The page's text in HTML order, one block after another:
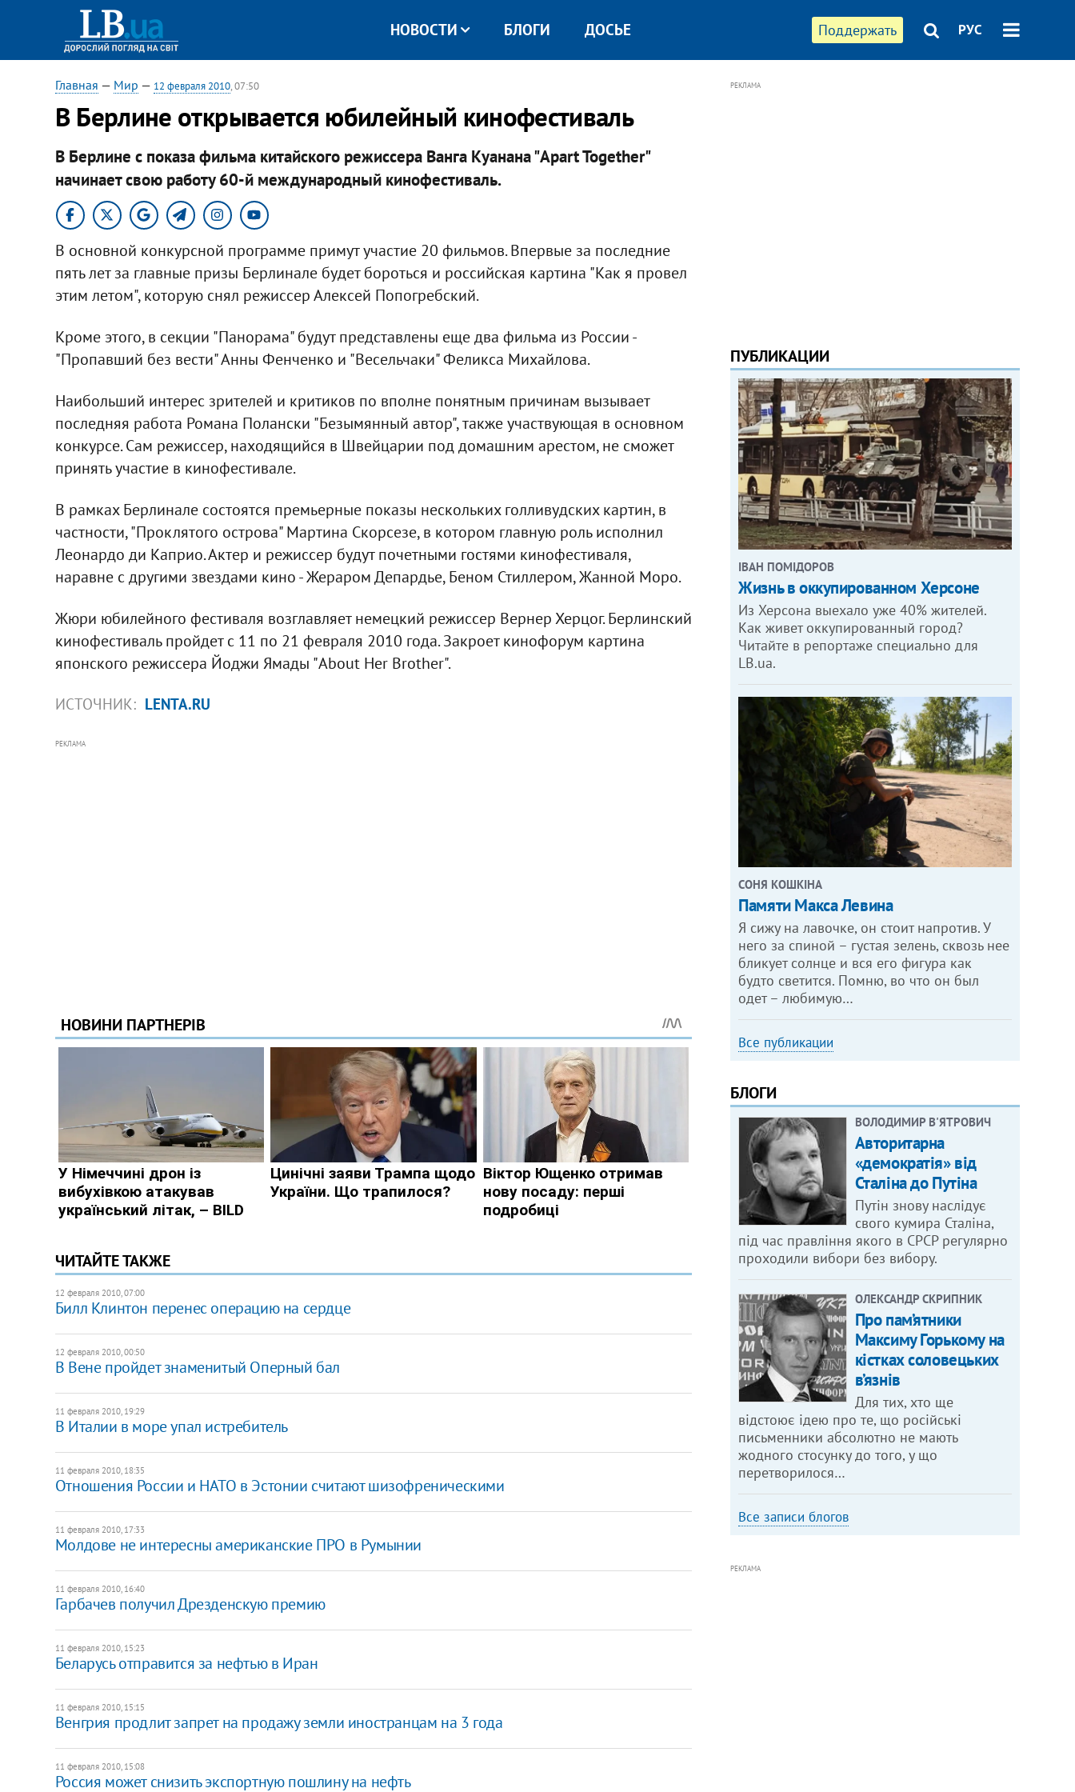
Поддержать РУС
НОВОСТИ БЛОГИ ДОСЬЕ
Главная — Мир — 12 февраля 2010, 07:50
В Берлине открывается юбилейный кинофестиваль
В Берлине с показа фильма китайского режиссера Ванга Куанана "Apart Together"
начинает свою работу 60-й международный кинофестиваль.
В основной конкурсной программе примут участие 20 фильмов. Впервые за последние
пять лет за главные призы Берлинале будет бороться и российская картина "Как я провел
этим летом", которую снял режиссер Алексей Попогребский.
Кроме этого, в секции "Панорама" будут представлены еще два фильма из России -
"Пропавший без вести" Анны Фенченко и "Весельчаки" Феликса Михайлова.
Наибольший интерес зрителей и критиков по вполне понятным причинам вызывает
последняя работа Романа Полански "Безымянный автор", также участвующая в основном
конкурсе. Сам режиссер, находящийся в Швейцарии под домашним арестом, не сможет
принять участие в кинофестивале.
В рамках Берлинале состоятся премьерные показы нескольких голливудских картин, в
частности, "Проклятого острова" Мартина Скорсезе, в котором главную роль исполнил
Леонардо ди Каприо. Актер и режиссер будут почетными гостями кинофестиваля,
наравне с другими звездами кино - Жераром Депардье, Беном Стиллером, Жанной Моро.
Жюри юбилейного фестиваля возглавляет немецкий режиссер Вернер Херцог. Берлинский
кинофестиваль пройдет с 11 по 21 февраля 2010 года. Закроет кинофорум картина
японского режиссера Йоджи Ямады "About Her Brother".
ИСТОЧНИК: LENTA.RU
РЕКЛАМА
ЧИТАЙТЕ ТАКЖЕ
12 февраля 2010, 07:00
Билл Клинтон перенес операцию на сердце
12 февраля 2010, 00:50
В Вене пройдет знаменитый Оперный бал
11 февраля 2010, 19:29
В Италии в море упал истребитель
11 февраля 2010, 18:35
Отношения России и НАТО в Эстонии считают шизофреническими
11 февраля 2010, 17:33
Молдове не интересны американские ПРО в Румынии
11 февраля 2010, 16:40
Гарбачев получил Дрезденскую премию
11 февраля 2010, 15:23
Беларусь отправится за нефтью в Иран
11 февраля 2010, 15:15
Венгрия продлит запрет на продажу земли иностранцам на 3 года
11 февраля 2010, 15:08
Россия может снизить экспортную пошлину на нефть
РЕКЛАМА
ПУБЛИКАЦИИ
ІВАН ПОМІДОРОВ
Жизнь в оккупированном Херсоне
Из Херсона выехало уже 40% жителей.
Как живет оккупированный город?
Читайте в репортаже специально для
LB.ua.
СОНЯ КОШКІНА
Памяти Макса Левина
Я сижу на лавочке, он стоит напротив. У
него за спиной – густая зелень, сквозь нее
бликует солнце и вся его фигура как
будто светится. Помню, во что он был
одет – любимую…
Все публикации
БЛОГИ
ВОЛОДИМИР В'ЯТРОВИЧ
Авторитарна
«демократія» від
Сталіна до Путіна
Путін знову наслідує
свого кумира Сталіна,
під час правління якого в СРСР регулярно
проходили вибори без вибору.
ОЛЕКСАНДР СКРИПНИК
Про пам’ятники
Максиму Горькому на
кістках соловецьких
в’язнів
Для тих, хто ще
відстоює ідею про те, що російські
письменники абсолютно не мають
жодного стосунку до того, у що
перетворилося…
Все записи блогов
РЕКЛАМА